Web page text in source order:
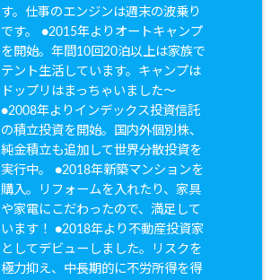
す。仕事のエンジンは週末の波乗り
です。 ●2015年よりオートキャンプ
を開始。年間10回20泊以上は家族で
テント生活しています。キャンプは
ドップリはまっちゃいました〜
●2008年よりインデックス投資信託
の積立投資を開始。国内外個別株、
純金積立も追加して世界分散投資を
実行中。 ●2018年新築マンションを
購入。リフォームを入れたり、家具
や家電にこだわったので、満足して
います！ ●2018年より不動産投資家
としてデビューしました。リスクを
極力抑え、中長期的に不労所得を得